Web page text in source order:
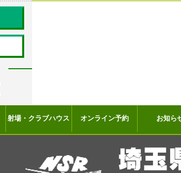
射場・クラブハウス オンライン予約 お知ら